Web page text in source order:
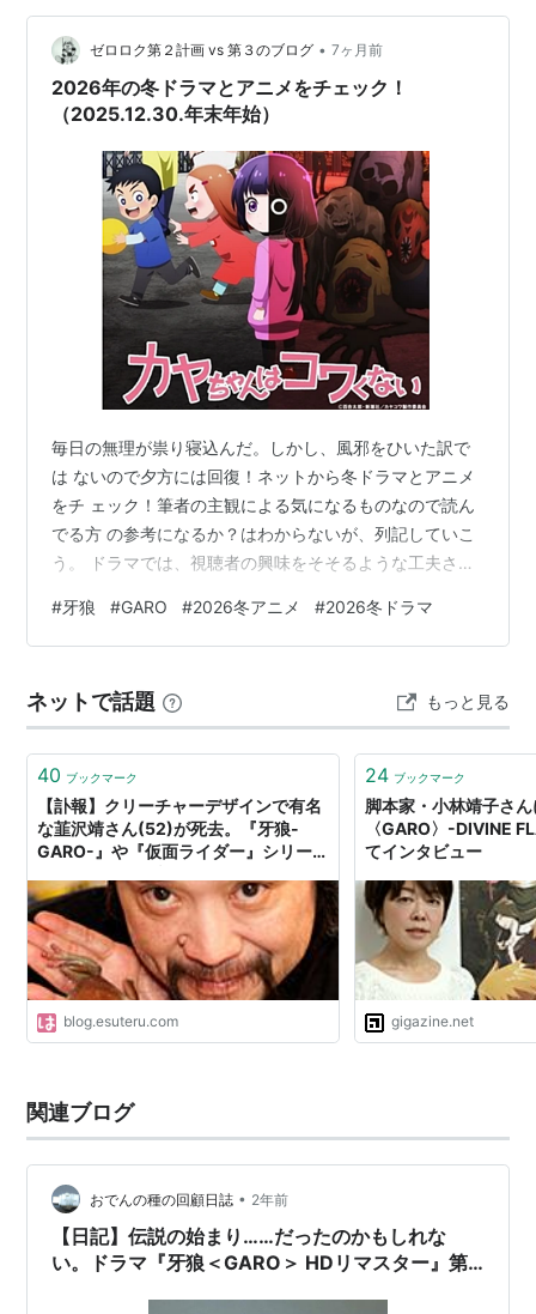
ゼロロク第２計画 vs 第３のブログ • 7ヶ月前
2026年の冬ドラマとアニメをチェック！
（2025.12.30.年末年始）
毎日の無理が祟り寝込んだ。しかし、風邪をひいた訳で
は ないので夕方には回復！ネットから冬ドラマとアニメ
をチ ェック！筆者の主観による気になるものなので読ん
でる方 の参考になるか？はわからないが、列記していこ
う。 ドラマでは、視聴者の興味をそそるような工夫され
ームネタ のサスペンスの AKIBA LOST 。ヒーローネタの
こちら予備 自衛英雄補?! 。ゾンビネタの DARK13 踊るゾ
＞も新作が登場！このシリーズは正統派の実 写版と、時
代劇やファンタジーといった奇抜な世界観の アニメ版…
#牙狼 #GARO #2026冬アニメ #2026冬ドラマ
ネットで話題 もっと見る
40 ブックマーク
【訃報】クリーチャーデザインで有名
な韮沢靖さん(52)が死去。『牙狼-
GARO-』や『仮面ライダー』シリーズ
blog.esuteru.com
24 ブックマーク
脚本家・小林靖子さ
〈GARO〉-DIVINE
てインタビュー
gigazine.net
関連ブログ
おでんの種の回顧日誌 • 2年前
【日記】伝説の始まり……だったのかもしれな
い。ドラマ『牙狼＜GARO＞ HDリマスター』第1